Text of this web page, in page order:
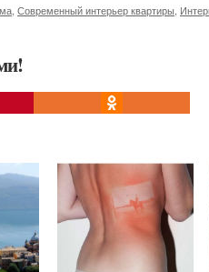
, Современный интерьер квартиры,